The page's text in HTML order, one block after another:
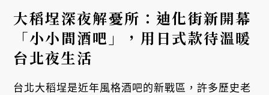
大稻埕深夜解憂所：迪化街新開幕
「小小間酒吧」，用日式款待溫暖
台北夜生活
台北大稻埕是近年風格酒吧的新戰區，許多歷史老